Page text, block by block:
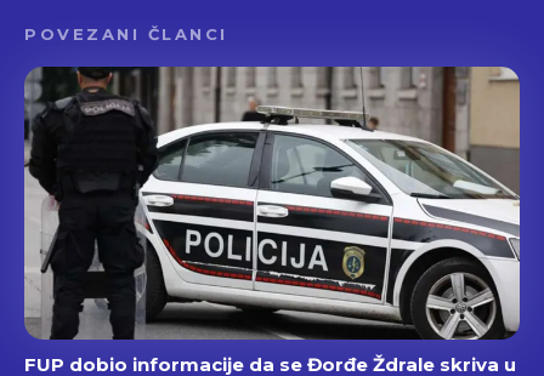
POVEZANI ČLANCI
FUP dobio informacije da se Đorđe Ždrale skriva u